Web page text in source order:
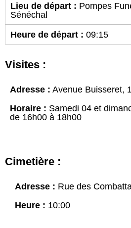
Lieu de départ : Pompes
Sénéchal
Heure de départ : 09:15
Visites :
Adresse : Avenue Buisseret,
Horaire : Samedi 04 et
de 16h00 à 18h00
Cimetière :
Adresse : Rue des
Heure : 10:00